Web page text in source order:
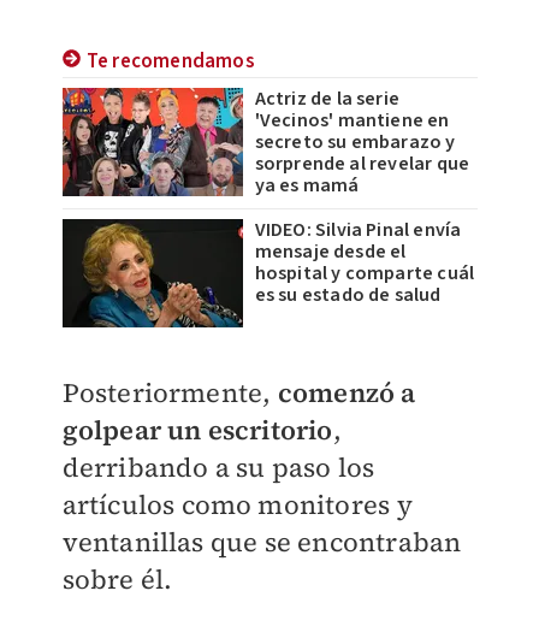
Te recomendamos
Actriz de la serie
'Vecinos' mantiene en
secreto su embarazo y
sorprende al revelar que
ya es mamá
VIDEO: Silvia Pinal envía
mensaje desde el
hospital y comparte cuál
es su estado de salud
Posteriormente, comenzó a
golpear un escritorio,
derribando a su paso los
artículos como monitores y
ventanillas que se encontraban
sobre él.